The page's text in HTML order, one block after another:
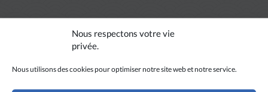
Nous respectons votre vie
privée.
Nous utilisons des cookies pour optimiser notre site web et notre service.